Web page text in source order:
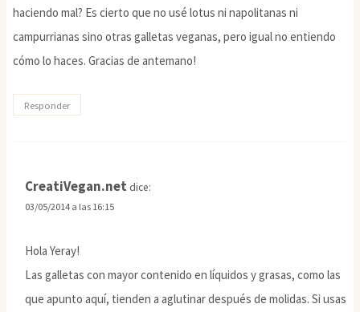
haciendo mal? Es cierto que no usé lotus ni napolitanas ni
campurrianas sino otras galletas veganas, pero igual no entiendo
cómo lo haces. Gracias de antemano!
Responder
CreatiVegan.net dice:
03/05/2014 a las 16:15
Hola Yeray!
Las galletas con mayor contenido en líquidos y grasas, como las
que apunto aquí, tienden a aglutinar después de molidas. Si usas